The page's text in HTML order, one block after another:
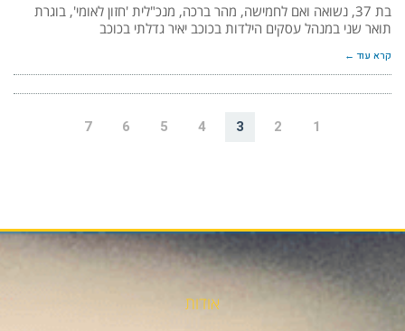
בת 37, נשואה ואם לחמישה, מהר ברכה, מנכ"לית 'חזון לאומי', בוגרת
תואר שני במנהל עסקים הילדות בכוכב יאיר גדלתי בכוכב
קרא עוד ←
1
2
3
4
5
6
7
אודות